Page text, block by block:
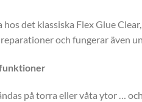
hos det klassiska Flex Glue
och fungerar även
på torra eller våta ytor …